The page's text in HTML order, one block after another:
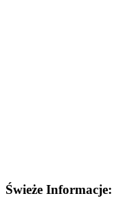
Świeże Informacje: